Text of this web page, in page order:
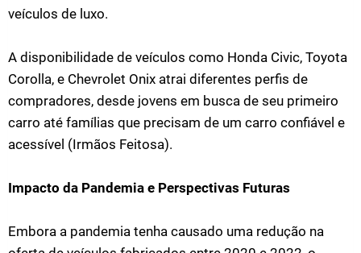
veículos de luxo.
A disponibilidade de veículos como Honda Civic, Toyota
Corolla, e Chevrolet Onix atrai diferentes perfis de
compradores, desde jovens em busca de seu primeiro
carro até famílias que precisam de um carro confiável e
acessível​ (Irmãos Feitosa)​.
Impacto da Pandemia e Perspectivas Futuras
Embora a pandemia tenha causado uma redução na